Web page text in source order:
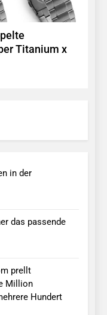
Titanium x
in der
das passende
prellt
Million
Hundert